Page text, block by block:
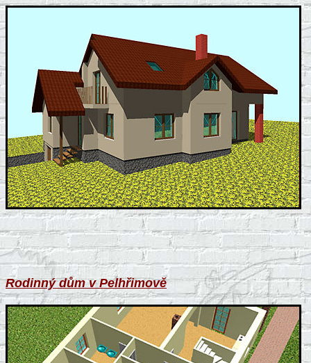
Rodinný dům v Pelhřimově